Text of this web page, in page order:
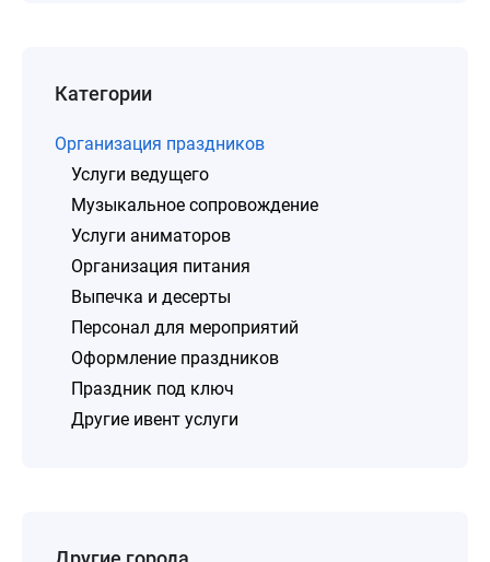
Категории
Организация праздников
Услуги ведущего
Музыкальное сопровождение
Услуги аниматоров
Организация питания
Выпечка и десерты
Персонал для мероприятий
Оформление праздников
Праздник под ключ
Другие ивент услуги